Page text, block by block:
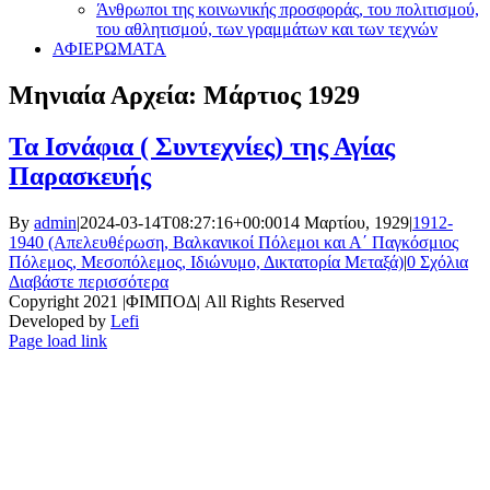
Άνθρωποι της κοινωνικής προσφοράς, του πολιτισμού,
του αθλητισμού, των γραμμάτων και των τεχνών
ΑΦΙΕΡΩΜΑΤΑ
Μηνιαία Αρχεία: Μάρτιος 1929
Τα Ισνάφια ( Συντεχνίες) της Αγίας
Παρασκευής
By admin|2024-03-14T08:27:16+00:0014 Μαρτίου, 1929|1912-
1940 (Απελευθέρωση, Βαλκανικοί Πόλεμοι και Α΄ Παγκόσμιος
Πόλεμος, Μεσοπόλεμος, Ιδιώνυμο, Δικτατορία Μεταξά)|0 Σχόλια
Διαβάστε περισσότερα
Copyright 2021 |ΦΙΜΠΟΔ| All Rights Reserved
Developed by Lefi
Page load link